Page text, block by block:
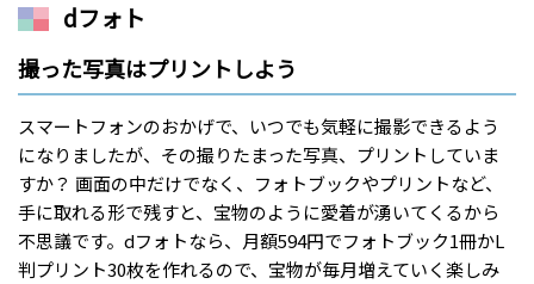
dフォト
撮った写真はプリントしよう
スマートフォンのおかげで、いつでも気軽に撮影できるよう
になりましたが、その撮りたまった写真、プリントしていま
すか？ 画面の中だけでなく、フォトブックやプリントなど、
手に取れる形で残すと、宝物のように愛着が湧いてくるから
不思議です。dフォトなら、月額594円でフォトブック1冊かL
判プリント30枚を作れるので、宝物が毎月増えていく楽しみ